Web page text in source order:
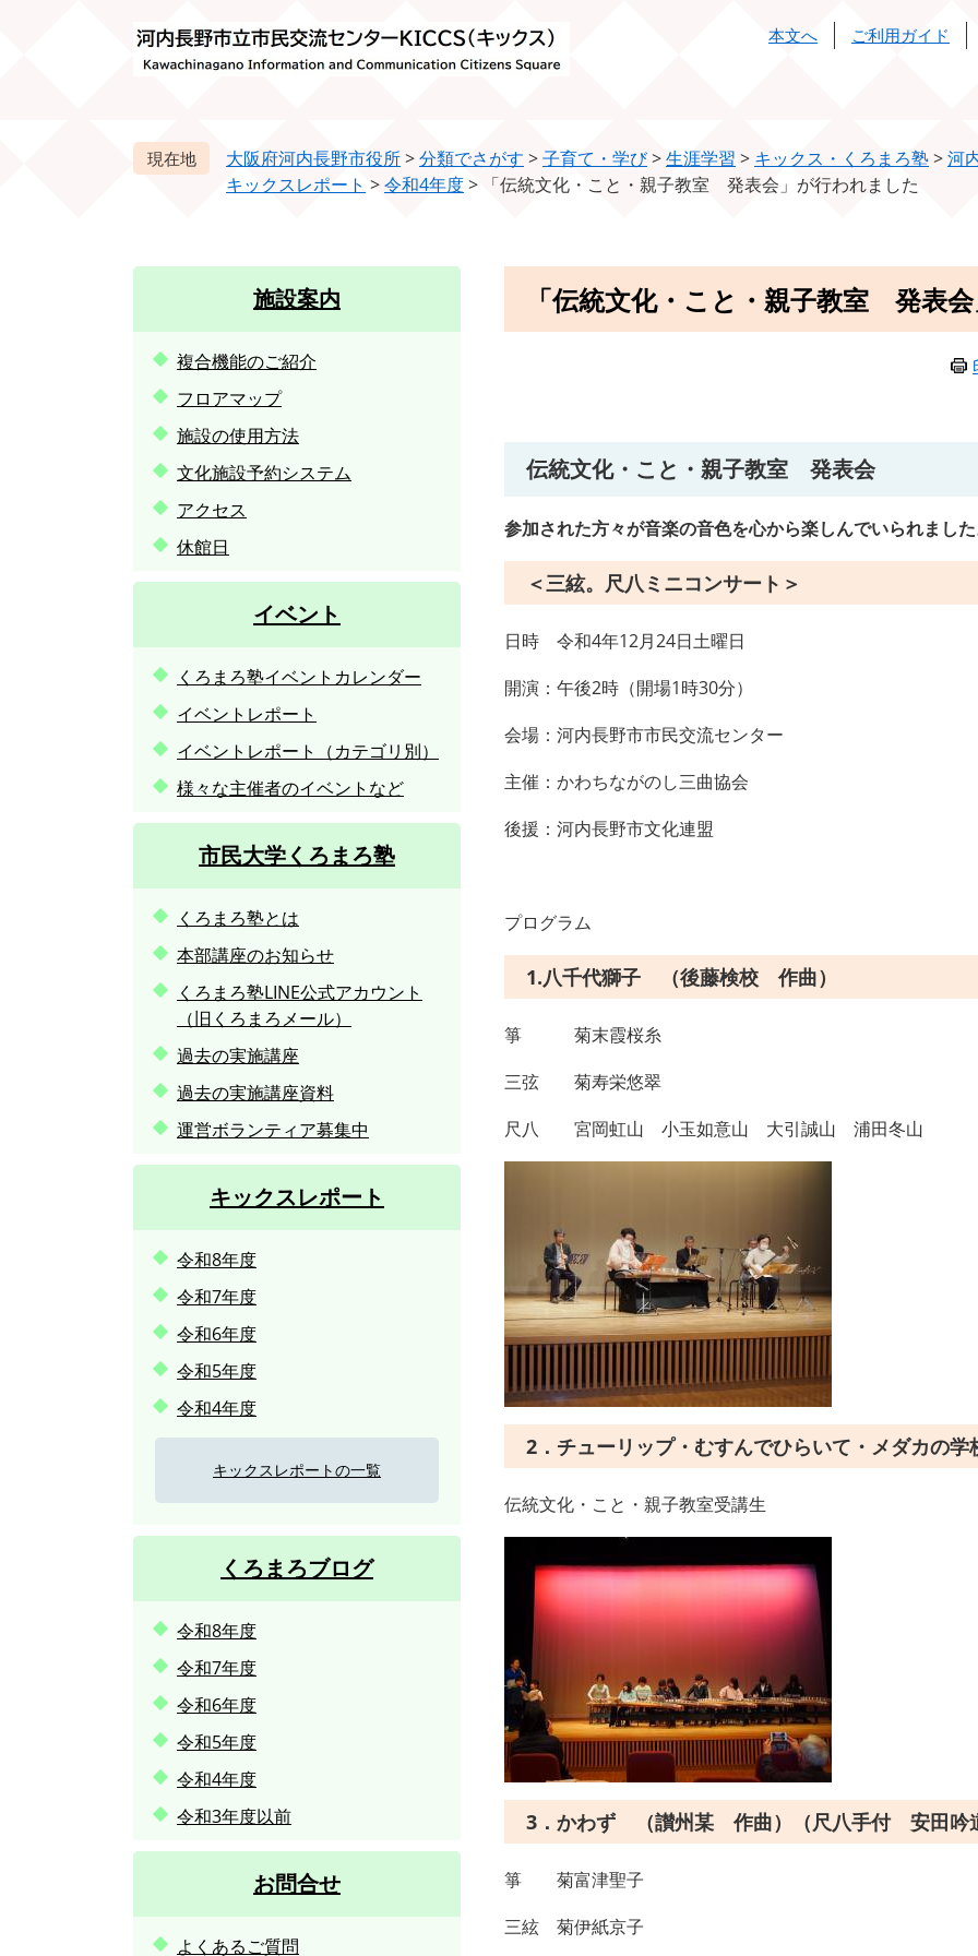
本文へ ご利用ガイド
大阪府河内長野市役所>分類でさがす >子育て・学び>生涯学習 > キックス・くろまろ塾>河
キックスレポート >令和4年度> 「伝統文化・こと・親子教室 発表会」が行われました
「伝統文化・こと・親子教室 発表
伝統文化・こと・親子教室 発表会
参加された方々が音楽の音色を心から楽しんでいられまし
＜三絃。尺八ミニコンサート＞
日時 令和4年12月24日土曜日
開演：午後2時（開場1時30分）
会場：河内長野市市民交流センター
主催：かわちながのし三曲協会
後援：河内長野市文化連盟
プログラム
1.八千代獅子 （後藤検校 作曲）
箏 菊末霞桜糸
三弦 菊寿栄悠翠
尺八 宮岡虹山 小玉如意山 大引誠山 浦田冬山
2．チューリップ・むすんでひらいて・メダカの学
伝統文化・こと・親子教室受講生
3．かわず （讃州某 作曲）（尺八手付 安田吟
箏 菊富津聖子
三絃 菊伊紙京子
施設案内
複合機能のご紹介
フロアマップ
施設の使用方法
文化施設予約システム
アクセス
休館日
イベント
くろまろ塾イベントカレンダー
イベントレポート
イベントレポート（カテゴリ別）
様々な主催者のイベントなど
市民大学くろまろ塾
くろまろ塾とは
本部講座のお知らせ
くろまろ塾LINE公式アカウント
（旧くろまろメール）
過去の実施講座
過去の実施講座資料
運営ボランティア募集中
キックスレポート
令和8年度
令和7年度
令和6年度
令和5年度
令和4年度
キックスレポートの一覧
くろまろブログ
令和8年度
令和7年度
令和6年度
令和5年度
令和4年度
令和3年度以前
お問合せ
よくあるご質問